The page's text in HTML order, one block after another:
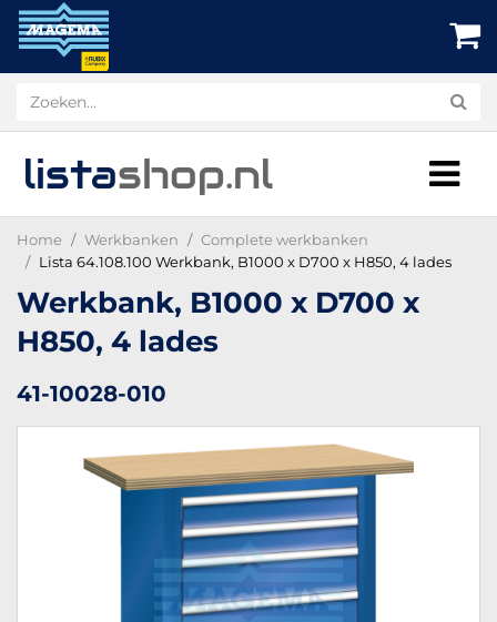
listashop.nl
Home Werkbanken
Complete werkbanken
Lista 64.108.100 Werkbank, B1000 x D700 x H850, 4 lades
Werkbank, B1000 x D700 x
H850, 4 lades
41-10028-010